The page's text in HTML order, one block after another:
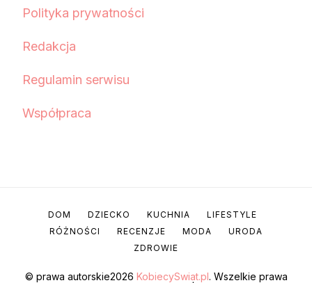
Polityka prywatności
Redakcja
Regulamin serwisu
Współpraca
© prawa autorskie2026 KobiecySwiat.pl. Wszelkie prawa
DOM DZIECKO KUCHNIA
LIFESTYLE
RÓŻNOŚCI
RECENZJE MODA
URODA
ZDROWIE